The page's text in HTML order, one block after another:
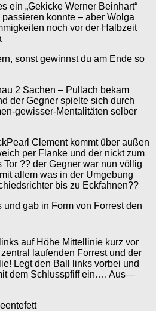
ein „Gekicke Werner Beinhart“
konnte – aber Wolga
noch vor der Halbzeit
sonst gewinnst du am Ende so
2 Sachen – Pullach bekam
der Gegner spielte sich durch
gewisser-Mentalitäten selber
Clement kommt über außen
per Flanke und der nickt zum
?? der Gegner war nun völlig
allem was in der Umgebung
bis zu Eckfahnen??
gab in Form von Forrest den
auf Höhe Mittellinie kurz vor
laufenden Forrest und der
Legt den Ball links vorbei und
dem Schlusspfiff ein…. Aus—